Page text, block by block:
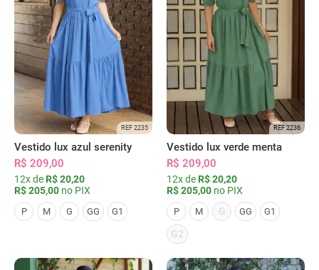
REF 2235
Vestido lux azul serenity
R$ 209,00
12x de R$ 20,20
R$ 205,00 no PIX
P M G GG G1
REF 2236
Vestido lux verde menta
R$ 209,00
12x de R$ 20,20
R$ 205,00 no PIX
P M G GG G1
G2